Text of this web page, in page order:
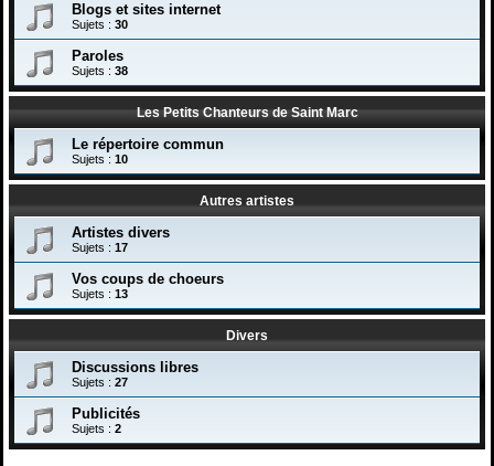
Blogs et sites internet
Sujets : 30
Paroles
Sujets : 38
Les Petits Chanteurs de Saint Marc
Le répertoire commun
Sujets : 10
Autres artistes
Artistes divers
Sujets : 17
Vos coups de choeurs
Sujets : 13
Divers
Discussions libres
Sujets : 27
Publicités
Sujets : 2